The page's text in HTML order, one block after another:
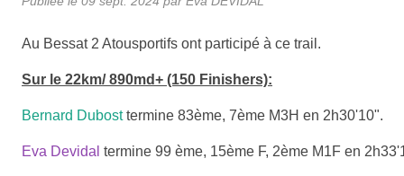
Au Bessat 2 Atousportifs ont participé à ce trail.
Sur le 22km/ 890md+ (150 Finishers):
Bernard Dubosttermine 83ème, 7ème M3H en 2h30'10".
Eva Devidal termine 99 ème, 15ème F, 2ème M1F en